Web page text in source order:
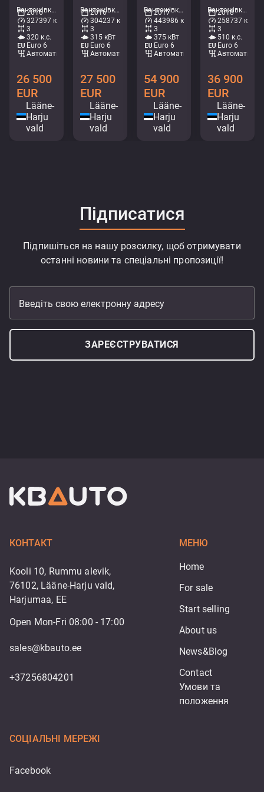
Вантажівки - Холодильник • M714-0584
2016
327397 км
3
320 к.с.
Euro 6
Автоматичний
26 500
EUR
Lääne-
Harju
vald
Вантажівки - Холодильник • M375-5636
2016
304237 км
3
315 кВт
Euro 6
Автоматичний
27 500
EUR
Lääne-
Harju
vald
Вантажівки - Кран-платформа • M705-0206
2017
443986 км
3
375 кВт
Euro 6
Автоматичний
54 900
EUR
Lääne-
Harju
vald
Вантажівки - Контейнерна система • M999-5146
2018
258737 км
3
510 к.с.
Euro 6
36 900
EUR
Lääne-
Harju
vald
Підписатися
Підпишіться на нашу розсилку, щоб отримувати
останні новини та спеціальні пропозиції!
Введіть свою електронну адресу
ЗАРЕЄСТРУВАТИСЯ
КОНТАКТ
Kooli 10, Rummu alevik,
76102, Lääne-Harju vald,
Harjumaa, EE
Open Mon-Fri 08:00 - 17:00
sales@kbauto.ee
+37256804201
МЕНЮ
Home
For sale
Start selling
About us
News&Blog
Contact
Умови та
положення
СОЦІАЛЬНІ МЕРЕЖІ
Facebook